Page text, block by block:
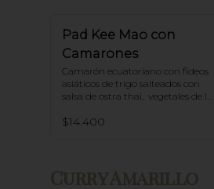
Pad Kee Mao con
Camarones
Camarón ecuatoriano con fideos
asiáticos de trigo salteados con
salsa de ostra thai,  vegetales de la
$14.400
Curry Amarillo